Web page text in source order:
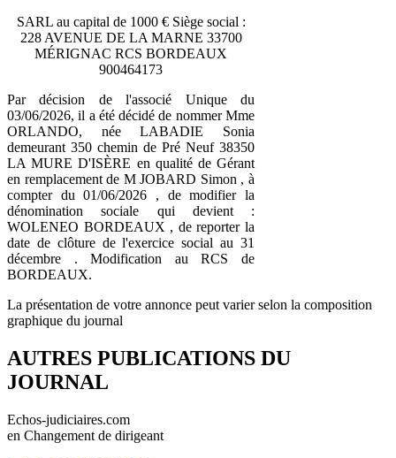
SARL au capital de 1000 € Siège social :
228 AVENUE DE LA MARNE 33700
MÉRIGNAC RCS BORDEAUX
900464173
Par décision de l'associé Unique du
03/06/2026, il a été décidé de nommer Mme
ORLANDO, née LABADIE Sonia
demeurant 350 chemin de Pré Neuf 38350
LA MURE D'ISÈRE en qualité de Gérant
en remplacement de M JOBARD Simon , à
compter du 01/06/2026 , de modifier la
dénomination sociale qui devient :
WOLENEO BORDEAUX , de reporter la
date de clôture de l'exercice social au 31
décembre . Modification au RCS de
BORDEAUX.
La présentation de votre annonce peut varier selon la composition
graphique du journal
AUTRES PUBLICATIONS DU
JOURNAL
Echos-judiciaires.com
en Changement de dirigeant